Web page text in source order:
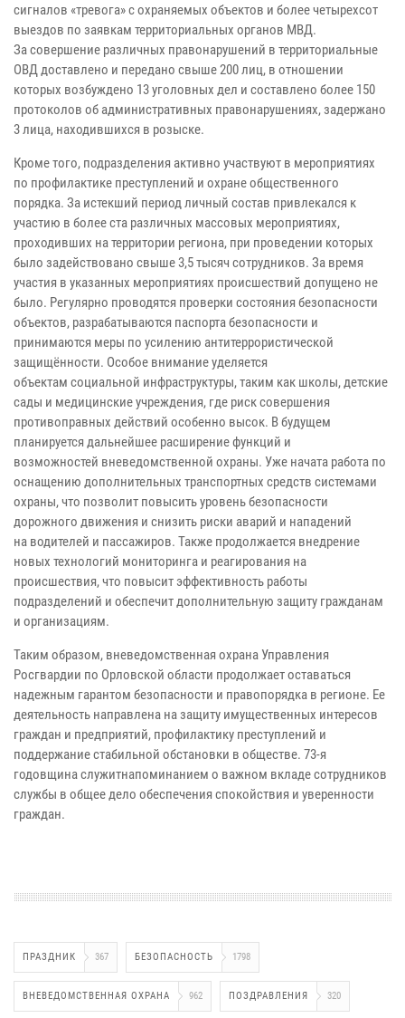
сигналов «тревога» с охраняемых объектов и более четырехсот
выездов по заявкам территориальных органов МВД.
Засовершение различных правонарушений в территориальные
ОВД доставлено и передано свыше 200 лиц, в отношении
которых возбуждено 13 уголовных дел и составлено более 150
протоколов об административных правонарушениях, задержано
3 лица, находившихся в розыске.
Кроме того, подразделения активно участвуют в мероприятиях
по профилактике преступлений и охране общественного
порядка. За истекший период личный состав привлекался к
участию в более ста различных массовых мероприятиях,
проходивших на территории региона, при проведении которых
было задействовано свыше 3,5 тысяч сотрудников. За время
участия в указанных мероприятиях происшествий допущено не
было. Регулярно проводятся проверки состояния безопасности
объектов, разрабатываются паспорта безопасности и
принимаются меры по усилению антитеррористической
защищённости. Особое внимание уделяется
объектам социальной инфраструктуры, таким как школы, детские
сады и медицинскиеучреждения, где риск совершения
противоправных действий особенно высок. В будущем
планируется дальнейшее расширение функций и
возможностей вневедомственной охраны. Уже начата работа по
оснащению дополнительных транспортных средств системами
охраны, что позволит повысить уровеньбезопасности
дорожного движения и снизить риски аварий и нападений
на водителей и пассажиров. Также продолжается внедрение
новых технологий мониторинга и реагирования на
происшествия, что повысит эффективность работы
подразделений и обеспечит дополнительную защиту гражданам
и организациям.
Таким образом, вневедомственная охрана Управления
Росгвардии по Орловской области продолжает оставаться
надежным гарантом безопасности и правопорядка в регионе. Ее
деятельность направлена на защиту имущественных интересов
граждан и предприятий, профилактику преступлений и
поддержание стабильной обстановки в обществе. 73-я
годовщина служитнапоминанием о важном вкладе сотрудников
службы в общее дело обеспечения спокойствия и уверенности
граждан.
ПРАЗДНИК 367 БЕЗОПАСНОСТЬ 1798
ВНЕВЕДОМСТВЕННАЯ ОХРАНА 962 ПОЗДРАВЛЕНИЯ 320